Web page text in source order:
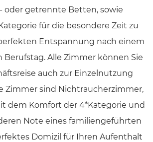
oder getrennte Betten, sowie
für die besondere Zeit zu
Entspannung nach einem
Berufstag. Alle Zimmer können Sie
auch zur Einzelnutzung
Zimmer sind Nichtraucherzimmer,
dem Komfort der 4*Kategorie und
Note eines familiengeführten
Domizil für Ihren Aufenthalt